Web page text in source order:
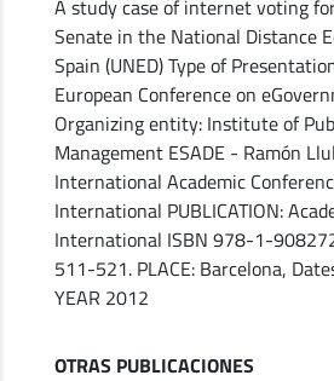
A study case of internet voting
Senate in the National Distance
Spain (UNED) Type of
European Conference on
Organizing entity: Institute of
Management ESADE - Ramón
International Academic
International PUBLICATION:
International ISBN 978-1-
511-521. PLACE: Barcelona,
YEAR 2012
OTRAS PUBLICACIONES